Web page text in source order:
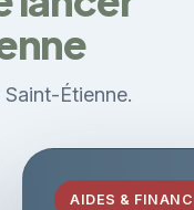
Étienne.
AIDES &